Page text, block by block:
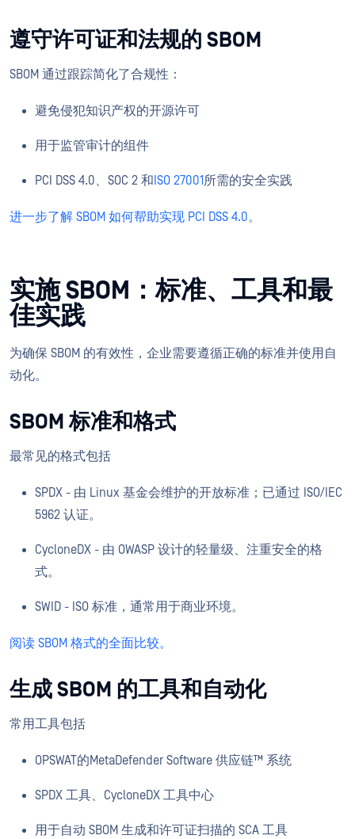
遵守许可证和法规的 SBOM
SBOM 通过跟踪简化了合规性：
避免侵犯知识产权的开源许可
用于监管审计的组件
PCI DSS 4.0、SOC 2 和 ISO 27001所需的安全实践
进一步了解 SBOM 如何帮助实现 PCI DSS 4.0。
实施 SBOM：标准、工具和最
佳实践
为确保 SBOM 的有效性，企业需要遵循正确的标准并使用自
动化。
SBOM 标准和格式
最常见的格式包括
SPDX - 由 Linux 基金会维护的开放标准；已通过 ISO/IEC
5962 认证。
CycloneDX - 由 OWASP 设计的轻量级、注重安全的格
式。
SWID - ISO 标准，通常用于商业环境。
阅读 SBOM 格式的全面比较。
生成 SBOM 的工具和自动化
常用工具包括
OPSWAT的MetaDefender Software 供应链™ 系统
SPDX 工具、CycloneDX 工具中心
用于自动 SBOM 生成和许可证扫描的 SCA 工具